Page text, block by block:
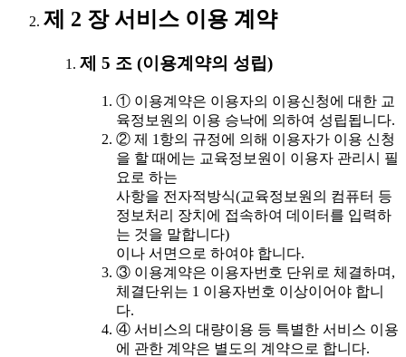
제 2 장 서비스 이용 계약
제 5 조 (이용계약의 성립)
① 이용계약은 이용자의 이용신청에 대한 교
육정보원의 이용 승낙에 의하여 성립됩니다.
② 제 1항의 규정에 의해 이용자가 이용 신청
을 할 때에는 교육정보원이 이용자 관리시 필
요로 하는
사항을 전자적방식(교육정보원의 컴퓨터 등
정보처리 장치에 접속하여 데이터를 입력하
는 것을 말합니다)
이나 서면으로 하여야 합니다.
③ 이용계약은 이용자번호 단위로 체결하며,
체결단위는 1 이용자번호 이상이어야 합니
다.
④ 서비스의 대량이용 등 특별한 서비스 이용
에 관한 계약은 별도의 계약으로 합니다.